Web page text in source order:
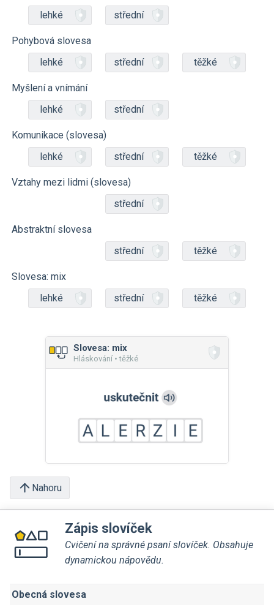
lehké
střední
Pohybová slovesa
lehké
střední těžké
Myšlení a vnímání
lehké
střední
Komunikace (slovesa)
lehké
střední těžké
Vztahy mezi lidmi (slovesa)
střední
Abstraktní slovesa
střední
těžké
Slovesa: mix
lehké
střední těžké
Slovesa: mix
Hláskování • těžké
Nahoru
Zápis slovíček
Cvičení na správné psaní slovíček. Obsahuje
dynamickou nápovědu.
Obecná slovesa